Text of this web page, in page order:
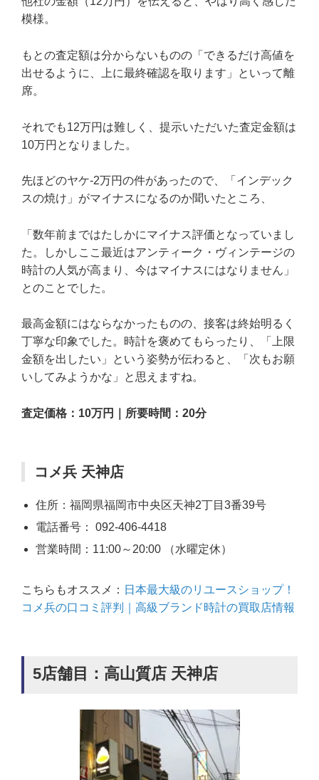
模様。
もとの査定額は分からないものの「できるだけ高値を
出せるように、上に最終確認を取ります」といって離
席。
それでも12万円は難しく、提示いただいた査定金額は
10万円となりました。
先ほどのヤケ-2万円の件があったので、「インデック
スの焼け」がマイナスになるのか聞いたところ、
「数年前まではたしかにマイナス評価となっていまし
た。しかしここ最近はアンティーク・ヴィンテージの
時計の人気が高まり、今はマイナスにはなりません」
とのことでした。
最高金額にはならなかったものの、接客は終始明るく
丁寧な印象でした。時計を褒めてもらったり、「上限
金額を出したい」という姿勢が伝わると、「次もお願
いしてみようかな」と思えますね。
査定価格：10万円｜所要時間：20分
コメ兵 天神店
住所：福岡県福岡市中央区天神2丁目3番39号
電話番号： 092-406-4418
営業時間：11:00～20:00 （水曜定休）
こちらもオススメ： 日本最大級のリユースショップ！
コメ兵の口コミ評判｜高級ブランド時計の買取店情報
5店舗目：高山質店 天神店